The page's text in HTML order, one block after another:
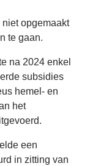
opgemaakt
te gaan.
na 2024 enkel
subsidies
hemel- en
het
een
in zitting van